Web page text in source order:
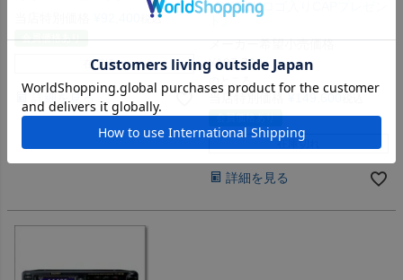
税込
会員価格あり
在庫切れ
詳細を見る
『YAESUロゴ入りCAPプレゼン
ト』
メーカー希望小売価格
¥197,780
当店特別価格
会員価格あり
在庫切れ
詳細を見る